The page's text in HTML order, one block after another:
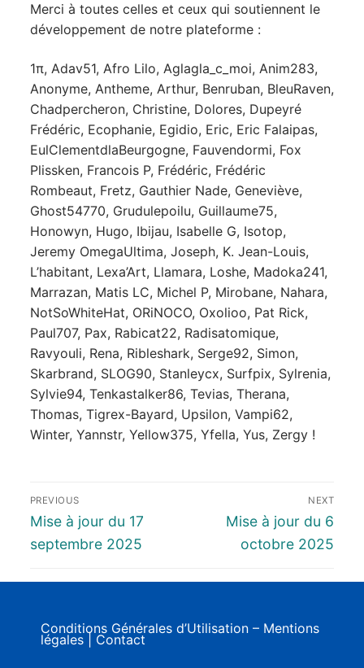
Merci à toutes celles et ceux qui soutiennent le
développement de notre plateforme :
1π, Adav51, Afro Lilo, Aglagla_c_moi, Anim283,
Anonyme, Antheme, Arthur, Benruban, BleuRaven,
Chadpercheron, Christine, Dolores, Dupeyré
Frédéric, Ecophanie, Egidio, Eric, Eric Falaipas,
EulClementdlaBeurgogne, Fauvendormi, Fox
Plissken, Francois P, Frédéric, Frédéric
Rombeaut, Fretz, Gauthier Nade, Geneviève,
Ghost54770, Grudulepoilu, Guillaume75,
Honowyn, Hugo, Ibijau, Isabelle G, Isotop,
Jeremy OmegaUltima, Joseph, K. Jean-Louis,
L’habitant, Lexa’Art, Llamara, Loshe, Madoka241,
Marrazan, Matis LC, Michel P, Mirobane, Nahara,
NotSoWhiteHat, ORiNOCO, Oxolioo, Pat Rick,
Paul707, Pax, Rabicat22, Radisatomique,
Ravyouli, Rena, Ribleshark, Serge92, Simon,
Skarbrand, SLOG90, Stanleycx, Surfpix, Sylrenia,
Sylvie94, Tenkastalker86, Tevias, Therana,
Thomas, Tigrex-Bayard, Upsilon, Vampi62,
Winter, Yannstr, Yellow375, Yfella, Yus, Zergy !
PREVIOUS
Mise à jour du 17
septembre 2025
NEXT
Mise à jour du 6
octobre 2025
Conditions Générales d’Utilisation – Mentions
légales | Contact